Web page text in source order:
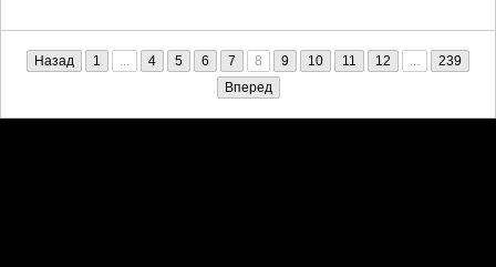
Назад 1 ... 4 5 6 7 8 9 10 11 12 ...
239
Вперед